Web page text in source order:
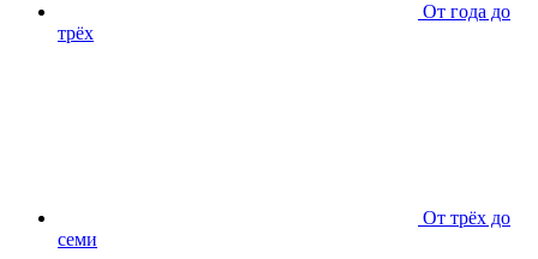
От года до
трёх
От трёх до
семи